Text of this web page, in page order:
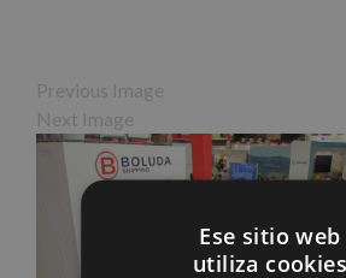
Previous Image
Next Image
Ese sitio web
utiliza cookies